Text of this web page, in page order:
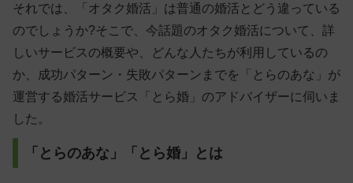
それでは、「オタク婚活」は普通の婚活とどう違っている
のでしょうか?そこで、今話題のオタク婚活について、詳
しいサービスの概要や、どんな人たちが利用しているの
か、成功パターン・失敗パターンまでを「とらのあな」が
運営する婚活サービス「とら婚」のアドバイザーに伺いま
した。
「とらのあな」「とら婚」とは